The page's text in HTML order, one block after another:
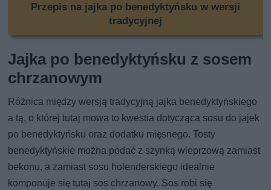
Przepis na jajka po benedyktyńsku w wersji
tradycyjnej
Jajka po benedyktyńsku z sosem
chrzanowym
Różnica między wersją tradycyjną jajka benedyktyńskiego
a tą, o której tutaj mowa to kwestia dotycząca sosu do jajek
po benedyktyńsku oraz dodatku mięsnego. Tosty
benedyktyńskie można podać z szynką wieprzową zamiast
bekonu, a zamiast sosu holenderskiego idealnie
komponuje się tutaj sos chrzanowy. Sos robi się